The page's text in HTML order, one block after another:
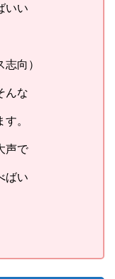
いい
向）
んな
。
声で
ばい